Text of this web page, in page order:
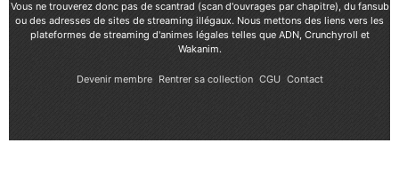
Vous ne trouverez donc pas de scantrad (scan d'ouvrages par chapitre), du fansub
ou des adresses de sites de streaming illégaux. Nous mettons des liens vers les
plateformes de streaming d'animes légales telles que ADN, Crunchyroll et
Wakanim.
Devenir membre Rentrer sa collection CGU Contact